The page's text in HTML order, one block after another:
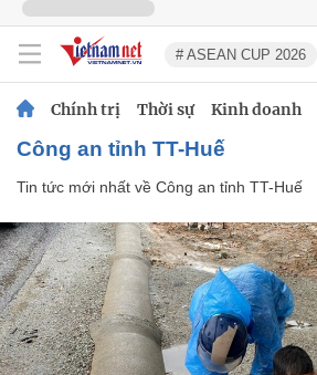
# ASEAN CUP 2026
Chính trị Thời sự Kinh doanh
Công an tỉnh TT-Huế
Tin tức mới nhất về Công an tỉnh TT-Huế